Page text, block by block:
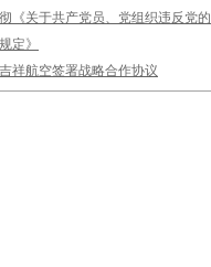
《关于共产党员、党组织违反党的
定》
祥航空签署战略合作协议